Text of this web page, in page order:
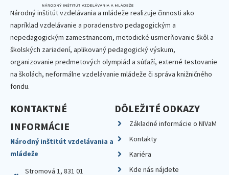
Národný inštitút vzdelávania a mládeže realizuje činnosti ako
napríklad vzdelávanie a poradenstvo pedagogickým a
nepedagogickým zamestnancom, metodické usmerňovanie škôl a
školských zariadení, aplikovaný pedagogický výskum,
organizovanie predmetových olympiád a súťaží, externé testovanie
na školách, neformálne vzdelávanie mládeže či správa knižničného
fondu.
KONTAKTNÉ
INFORMÁCIE
Národný inštitút vzdelávania a
mládeže
Stromová 1, 831 01
DÔLEŽITÉ ODKAZY
Základné informácie o NIVaM
Kontakty
Kariéra
Kde nás nájdete